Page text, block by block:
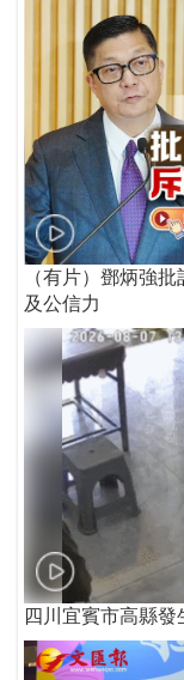
（有片）鄧炳強
及公信力
四川宜賓市高縣